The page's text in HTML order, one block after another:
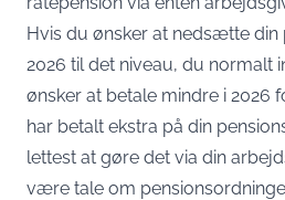
Hvis du ønsker at nedsætte din
2026 til det niveau, du normalt
ønsker at betale mindre i 2026
har betalt ekstra på din
lettest at gøre det via din
være tale om